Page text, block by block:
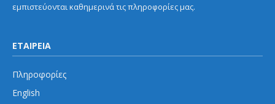
εμπιστεύονται καθημερινά τις πληροφορίες μας.
ΕΤΑΙΡΕΙΑ
Πληροφορίες
English